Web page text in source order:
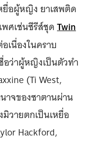
ยื่อผู้หญิง ยาเสพติด
พศเช่นซีรีส์ชุดTwin
เนื่องในคราบ
ว่าผู้หญิงเป็นตัวทำ
(Ti West,
าจของซาตานผ่าน
วายตกเป็นเหยื่อ
Hackford,